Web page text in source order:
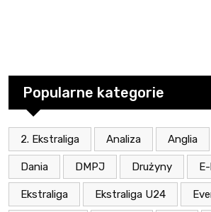
Popularne kategorie
2. Ekstraliga Analiza Anglia
Dania DMPJ Drużyny
Ekstraliga Ekstraliga U24